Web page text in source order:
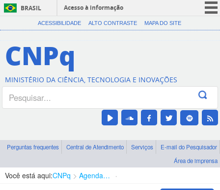
BRASIL
Acesso à informação
CORONAVÍRUS (COVID-19)
Canais
ACESSIBILIDADE ALTO CONTRASTE MAPA DO SITE
CNPq
MINISTÉRIO DA CIÊNCIA, TECNOLOGIA E INOVAÇÕES
Perguntas frequentes Central de Atendimento Serviços
E-mail do Pesquisador
Área de imprensa
Você está aqui:CNPq Agenda de autoridades